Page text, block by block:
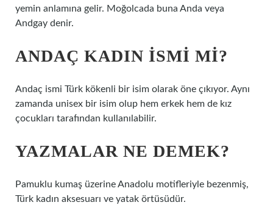
yemin anlamına gelir. Moğolcada buna Anda veya
Andgay denir.
ANDAÇ KADIN ISMI MI?
Andaç ismi Türk kökenli bir isim olarak öne çıkıyor. Aynı
zamanda unisex bir isim olup hem erkek hem de kız
çocukları tarafından kullanılabilir.
YAZMALAR NE DEMEK?
Pamuklu kumaş üzerine Anadolu motifleriyle bezenmiş,
Türk kadın aksesuarı ve yatak örtüsüdür.